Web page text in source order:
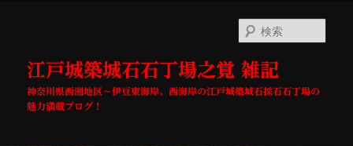
江戸城築城石石丁場之覚 雑記
神奈川県西湘地区～伊豆東海岸、西海岸の江戸城築城石採石石丁場の
魅力満載ブログ！
索